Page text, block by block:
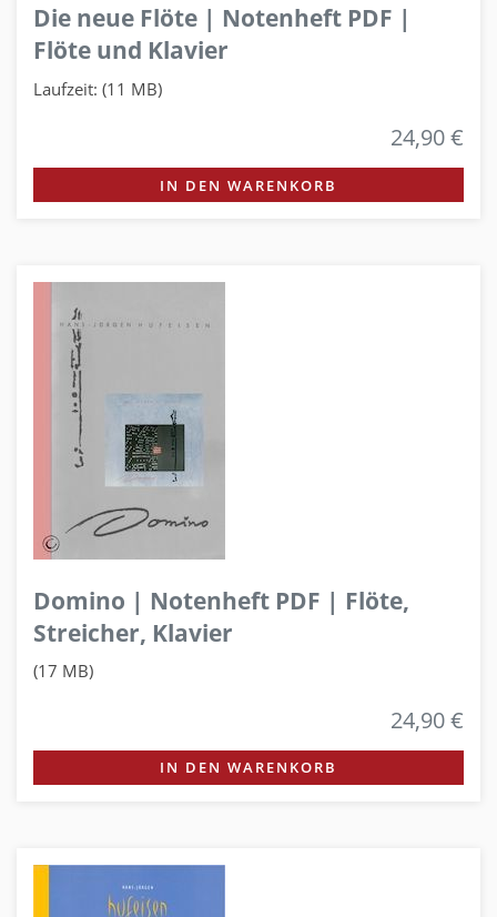
Die neue Flöte | Notenheft PDF |
Flöte und Klavier
Laufzeit: (11 MB)
24,90 €
IN DEN WARENKORB
Domino | Notenheft PDF | Flöte,
Streicher, Klavier
(17 MB)
24,90 €
IN DEN WARENKORB